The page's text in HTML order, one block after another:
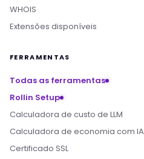
WHOIS
Extensões disponíveis
FERRAMENTAS
Todas as ferramentas
Rollin Setup
Calculadora de custo de LLM
Calculadora de economia com IA
Certificado SSL